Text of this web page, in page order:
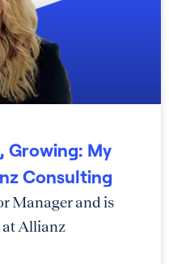
Growing: My
Consulting
Manager and is
at Allianz